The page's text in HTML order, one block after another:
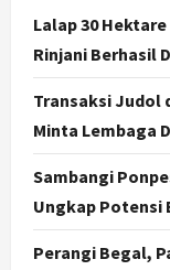
Lalap 30
Rinjani Berhasil
Transaksi Judol
Minta Lembaga
Sambangi
Ungkap Potensi
Perangi Begal,
4
5